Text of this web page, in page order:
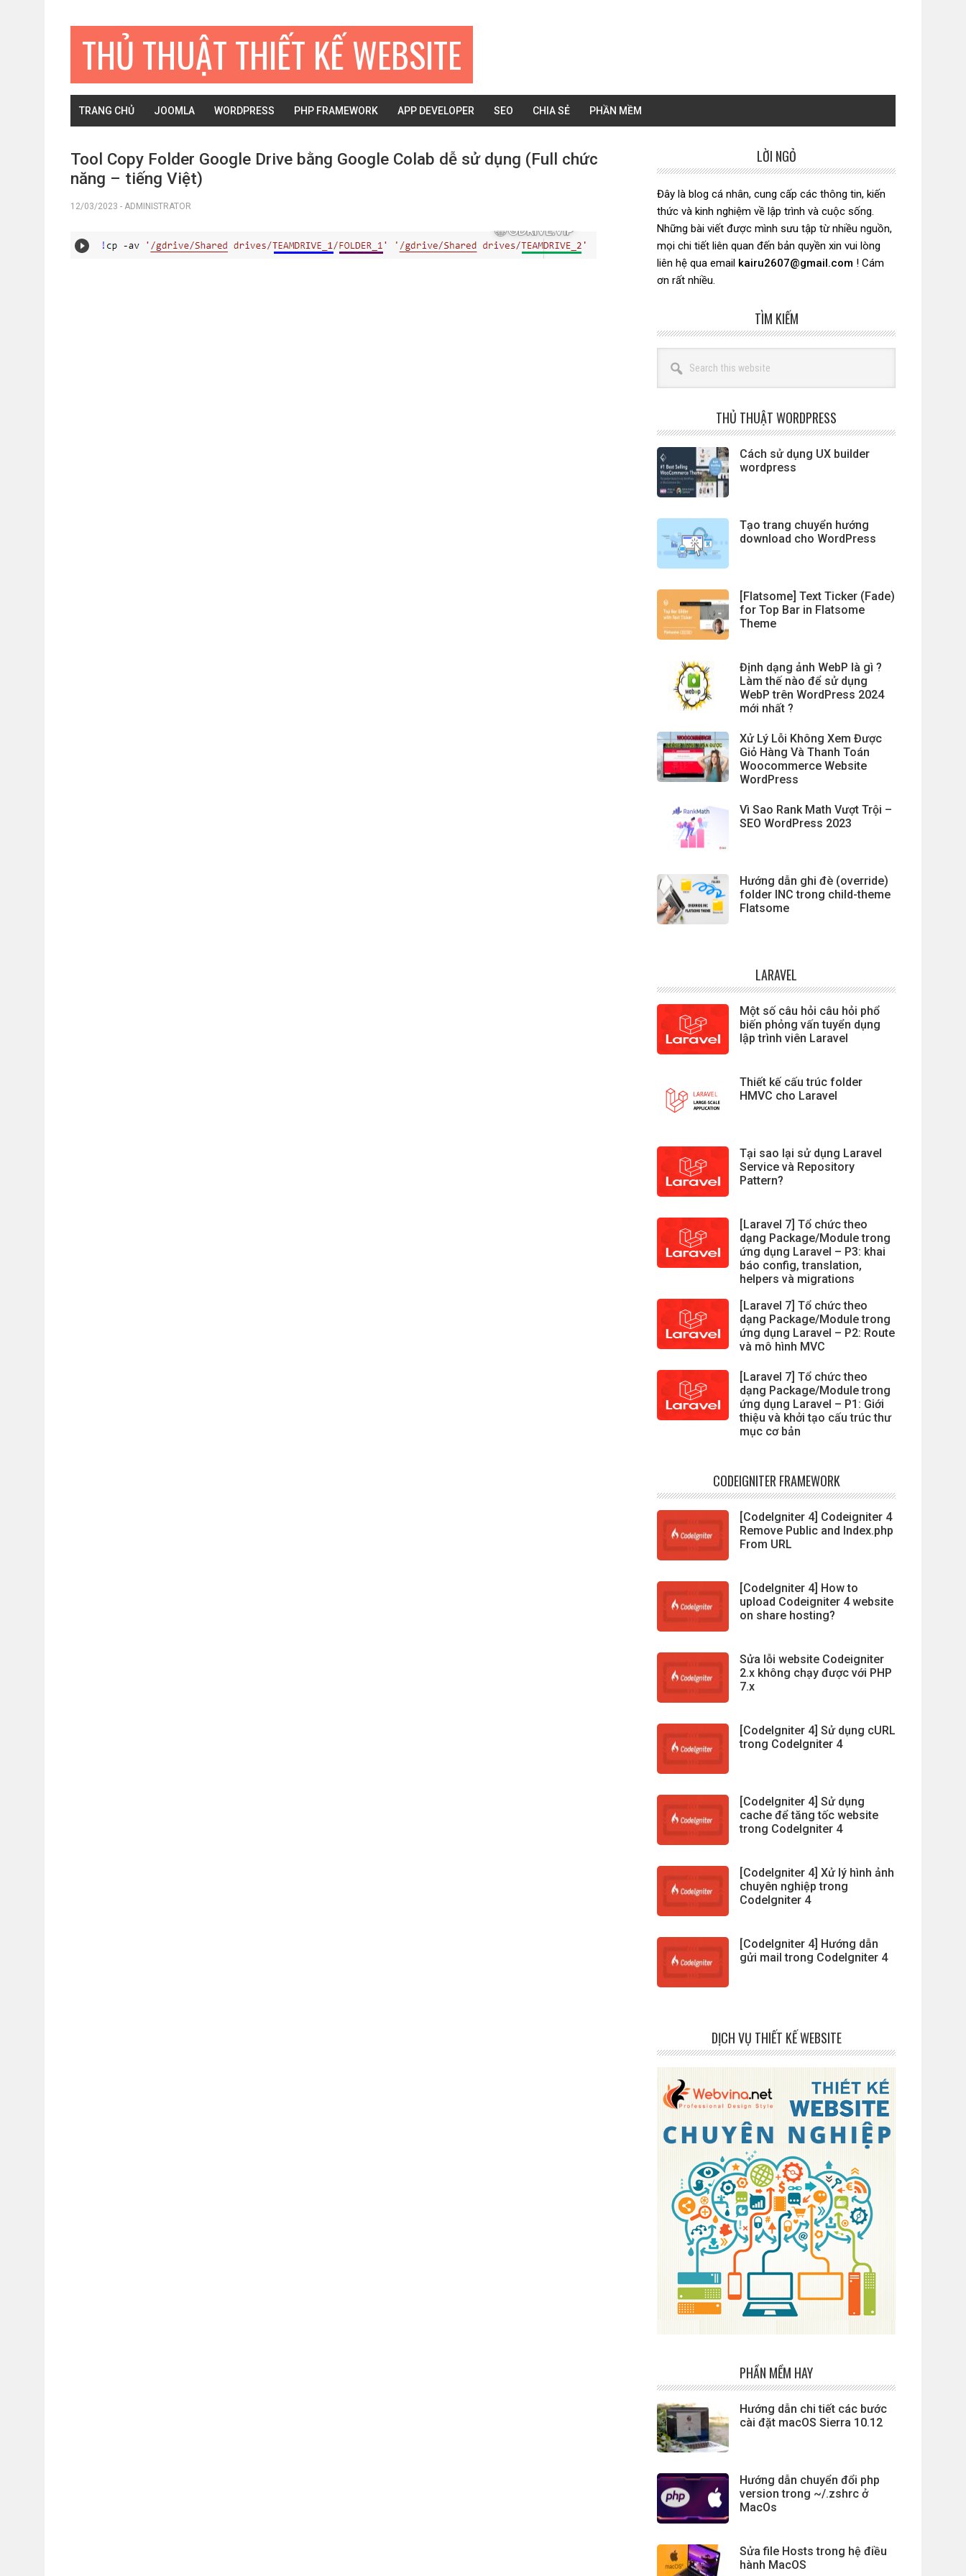
THỦ THUẬT THIẾT KẾ WEBSITE
TRANG CHỦ JOOMLA WORDPRESS PHP FRAMEWORK APP DEVELOPER SEO CHIA SẺ PHẦN MỀM
Tool Copy Folder Google Drive bằng Google Colab dễ sử dụng (Full chức
năng – tiếng Việt)
12/03/2023 - ADMINISTRATOR
chính
LỜI NGỎ
Đây là blog cá nhân, cung cấp các thông tin, kiến
thức và kinh nghiệm về lập trình và cuộc sống.
Những bài viết được mình sưu tập từ nhiều nguồn,
mọi chi tiết liên quan đến bản quyền xin vui lòng
liên hệ qua email kairu2607@gmail.com ! Cám
ơn rất nhiều.
TÌM KIẾM
this
website
THỦ THUẬT WORDPRESS
Cách sử dụng UX builder
wordpress
Tạo trang chuyển hướng
download cho WordPress
[Flatsome] Text Ticker (Fade)
for Top Bar in Flatsome
Theme
Định dạng ảnh WebP là gì ?
Làm thế nào để sử dụng
WebP trên WordPress 2024
mới nhất ?
Xử Lý Lỗi Không Xem Được
Giỏ Hàng Và Thanh Toán
Woocommerce Website
WordPress
Vì Sao Rank Math Vượt Trội –
SEO WordPress 2023
Hướng dẫn ghi đè (override)
folder INC trong child-theme
Flatsome
LARAVEL
Một số câu hỏi câu hỏi phổ
biến phỏng vấn tuyển dụng
lập trình viên Laravel
Thiết kế cấu trúc folder
HMVC cho Laravel
Tại sao lại sử dụng Laravel
Service và Repository
Pattern?
[Laravel 7] Tổ chức theo
dạng Package/Module trong
ứng dụng Laravel – P3: khai
báo config, translation,
helpers và migrations
[Laravel 7] Tổ chức theo
dạng Package/Module trong
ứng dụng Laravel – P2: Route
và mô hình MVC
[Laravel 7] Tổ chức theo
dạng Package/Module trong
ứng dụng Laravel – P1: Giới
thiệu và khởi tạo cấu trúc thư
mục cơ bản
CODEIGNITER FRAMEWORK
[CodeIgniter 4] Codeigniter 4
Remove Public and Index.php
From URL
[CodeIgniter 4] How to
upload Codeigniter 4 website
on share hosting?
Sửa lỗi website Codeigniter
2.x không chạy được với PHP
7.x
[CodeIgniter 4] Sử dụng cURL
trong CodeIgniter 4
[CodeIgniter 4] Sử dụng
cache để tăng tốc website
trong CodeIgniter 4
[CodeIgniter 4] Xử lý hình ảnh
chuyên nghiệp trong
CodeIgniter 4
[CodeIgniter 4] Hướng dẫn
gửi mail trong CodeIgniter 4
DỊCH VỤ THIẾT KẾ WEBSITE
PHẦN MỀM HAY
Hướng dẫn chi tiết các bước
cài đặt macOS Sierra 10.12
Hướng dẫn chuyển đổi php
version trong ~/.zshrc ở
MacOs
Sửa file Hosts trong hệ điều
hành MacOS